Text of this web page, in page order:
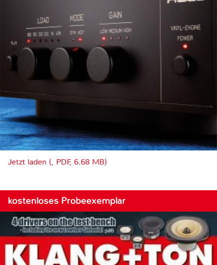
Jetzt laden (, PDF, 6.68 MB)
kostenloses Probeexemplar